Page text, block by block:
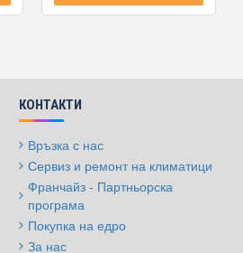
КОНТАКТИ
Връзка с нас
Сервиз и ремонт на климатици
Франчайз - Партньорска
програма
Покупка на едро
За нас